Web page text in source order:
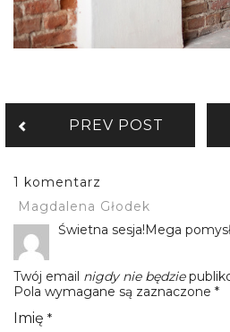
PREV POST
1 komentarz
Magdalena Głodek
Świetna sesja!Mega
Twój email nigdy nie będzie
Pola wymagane są zaznaczone *
Imię *